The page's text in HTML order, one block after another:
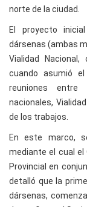
norte de la ciudad.
El proyecto
dársenas (ambas
Vialidad
cuando asumió
reuniones entre
nacionales,
de los trabajos.
En este marco,
mediante el cual el
Provincial en
detalló que la
dársenas,